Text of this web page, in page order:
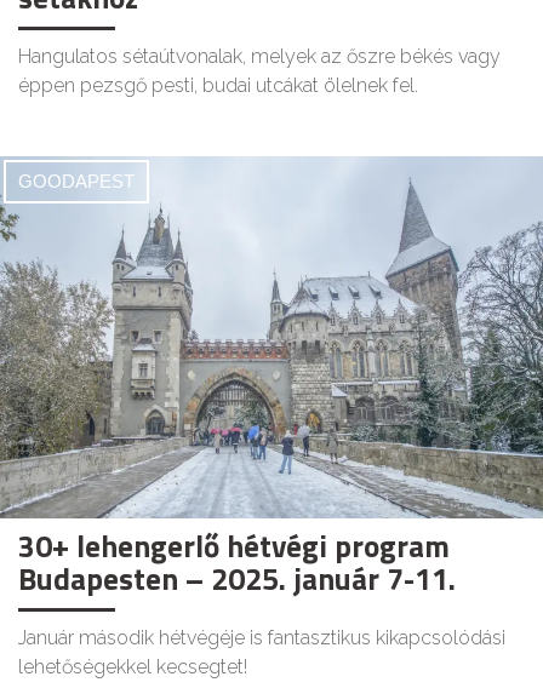
Hangulatos sétaútvonalak, melyek az őszre békés vagy
éppen pezsgő pesti, budai utcákat ölelnek fel.
GOODAPEST
30+ lehengerlő hétvégi program
Budapesten – 2025. január 7-11.
Január második hétvégéje is fantasztikus kikapcsolódási
lehetőségekkel kecsegtet!